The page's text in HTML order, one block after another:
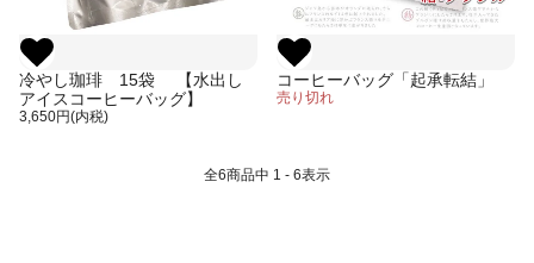
冷やし珈琲 15袋 【水出し
アイスコーヒーバッグ】
3,650円(内税)
コーヒーバッグ「起承転結」
売り切れ
全6商品中 1 - 6表示